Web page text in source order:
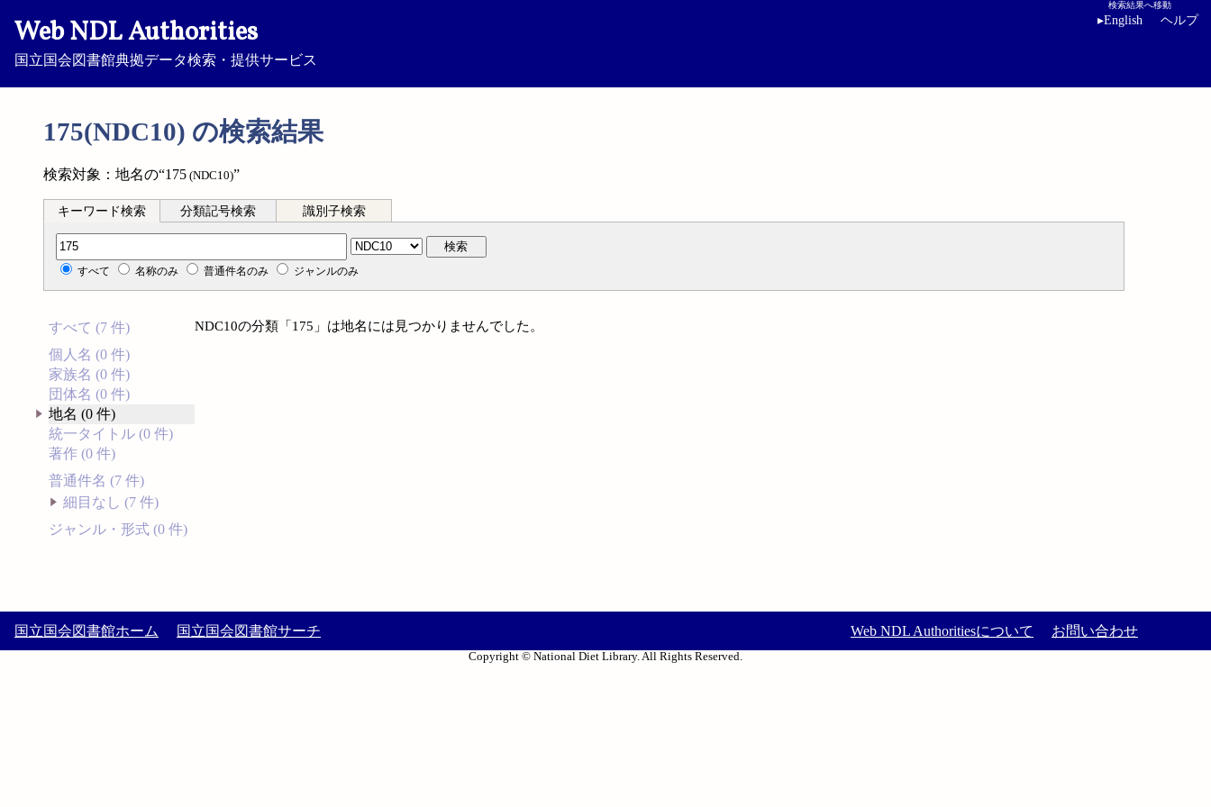
Web NDL Authorities
国立国会図書館典拠データ検索・提供サービス
検索結果へ移動
▸English ヘルプ
175(NDC10) の検索結果
検索対象：地名の“175 (NDC10)”
キーワード検索 分類記号検索 識別子検索
分類記号検索 検索
すべて 名称のみ 普通件名のみ ジャンルのみ
すべて (7 件)
個人名 (0 件)
家族名 (0 件)
団体名 (0 件)
地名 (0 件)
統一タイトル (0 件)
著作 (0 件)
普通件名 (7 件)
細目なし (7 件)
ジャンル・形式 (0 件)
NDC10の分類「175」は地名には見つかりませんでした。
国立国会図書館ホーム 国立国会図書館サーチ Web NDL Authoritiesについて お問い合わせ
Copyright © National Diet Library. All Rights Reserved.